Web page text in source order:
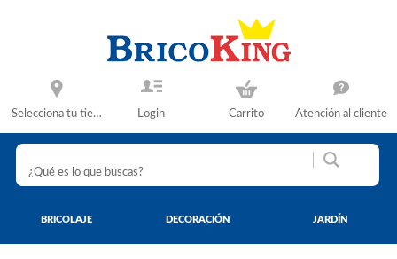
Selecciona tu tienda Login Carrito Atención al cliente
BRICOLAJE DECORACIÓN JARDÍN